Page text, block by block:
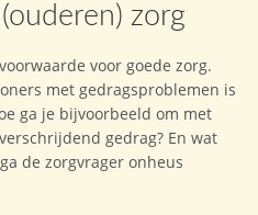
zorg
voor goede zorg.
met gedragsproblemen is
ga je bijvoorbeeld om met
gedrag? En wat
de zorgvrager onheus